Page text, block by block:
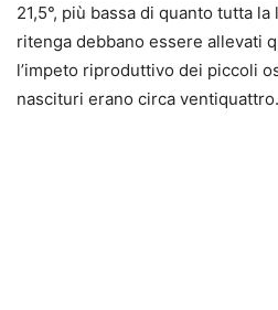
21,5°, più bassa di quanto tutta
ritenga debbano essere allevati
l’impeto riproduttivo dei piccoli
nascituri erano circa ventiquattro.